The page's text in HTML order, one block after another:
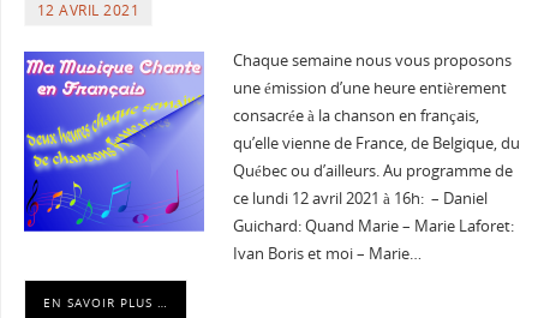
12 AVRIL 2021
Chaque semaine nous vous proposons
une émission d’une heure entièrement
consacrée à la chanson en français,
qu’elle vienne de France, de Belgique, du
Québec ou d’ailleurs. Au programme de
ce lundi 12 avril 2021 à 16h: – Daniel
Guichard: Quand Marie – Marie Laforet:
Ivan Boris et moi – Marie…
EN SAVOIR PLUS …